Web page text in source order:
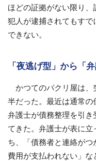
ほどの証拠がない限り、
犯人が逮捕されてもす
できない。
「夜逃げ型」から「
かつてのパクリ屋は、
半だった。最近は通常
弁護士が債務整理を引き
てきた。弁護士が表に
ち、「債務者と連絡が
費用が支払われない」